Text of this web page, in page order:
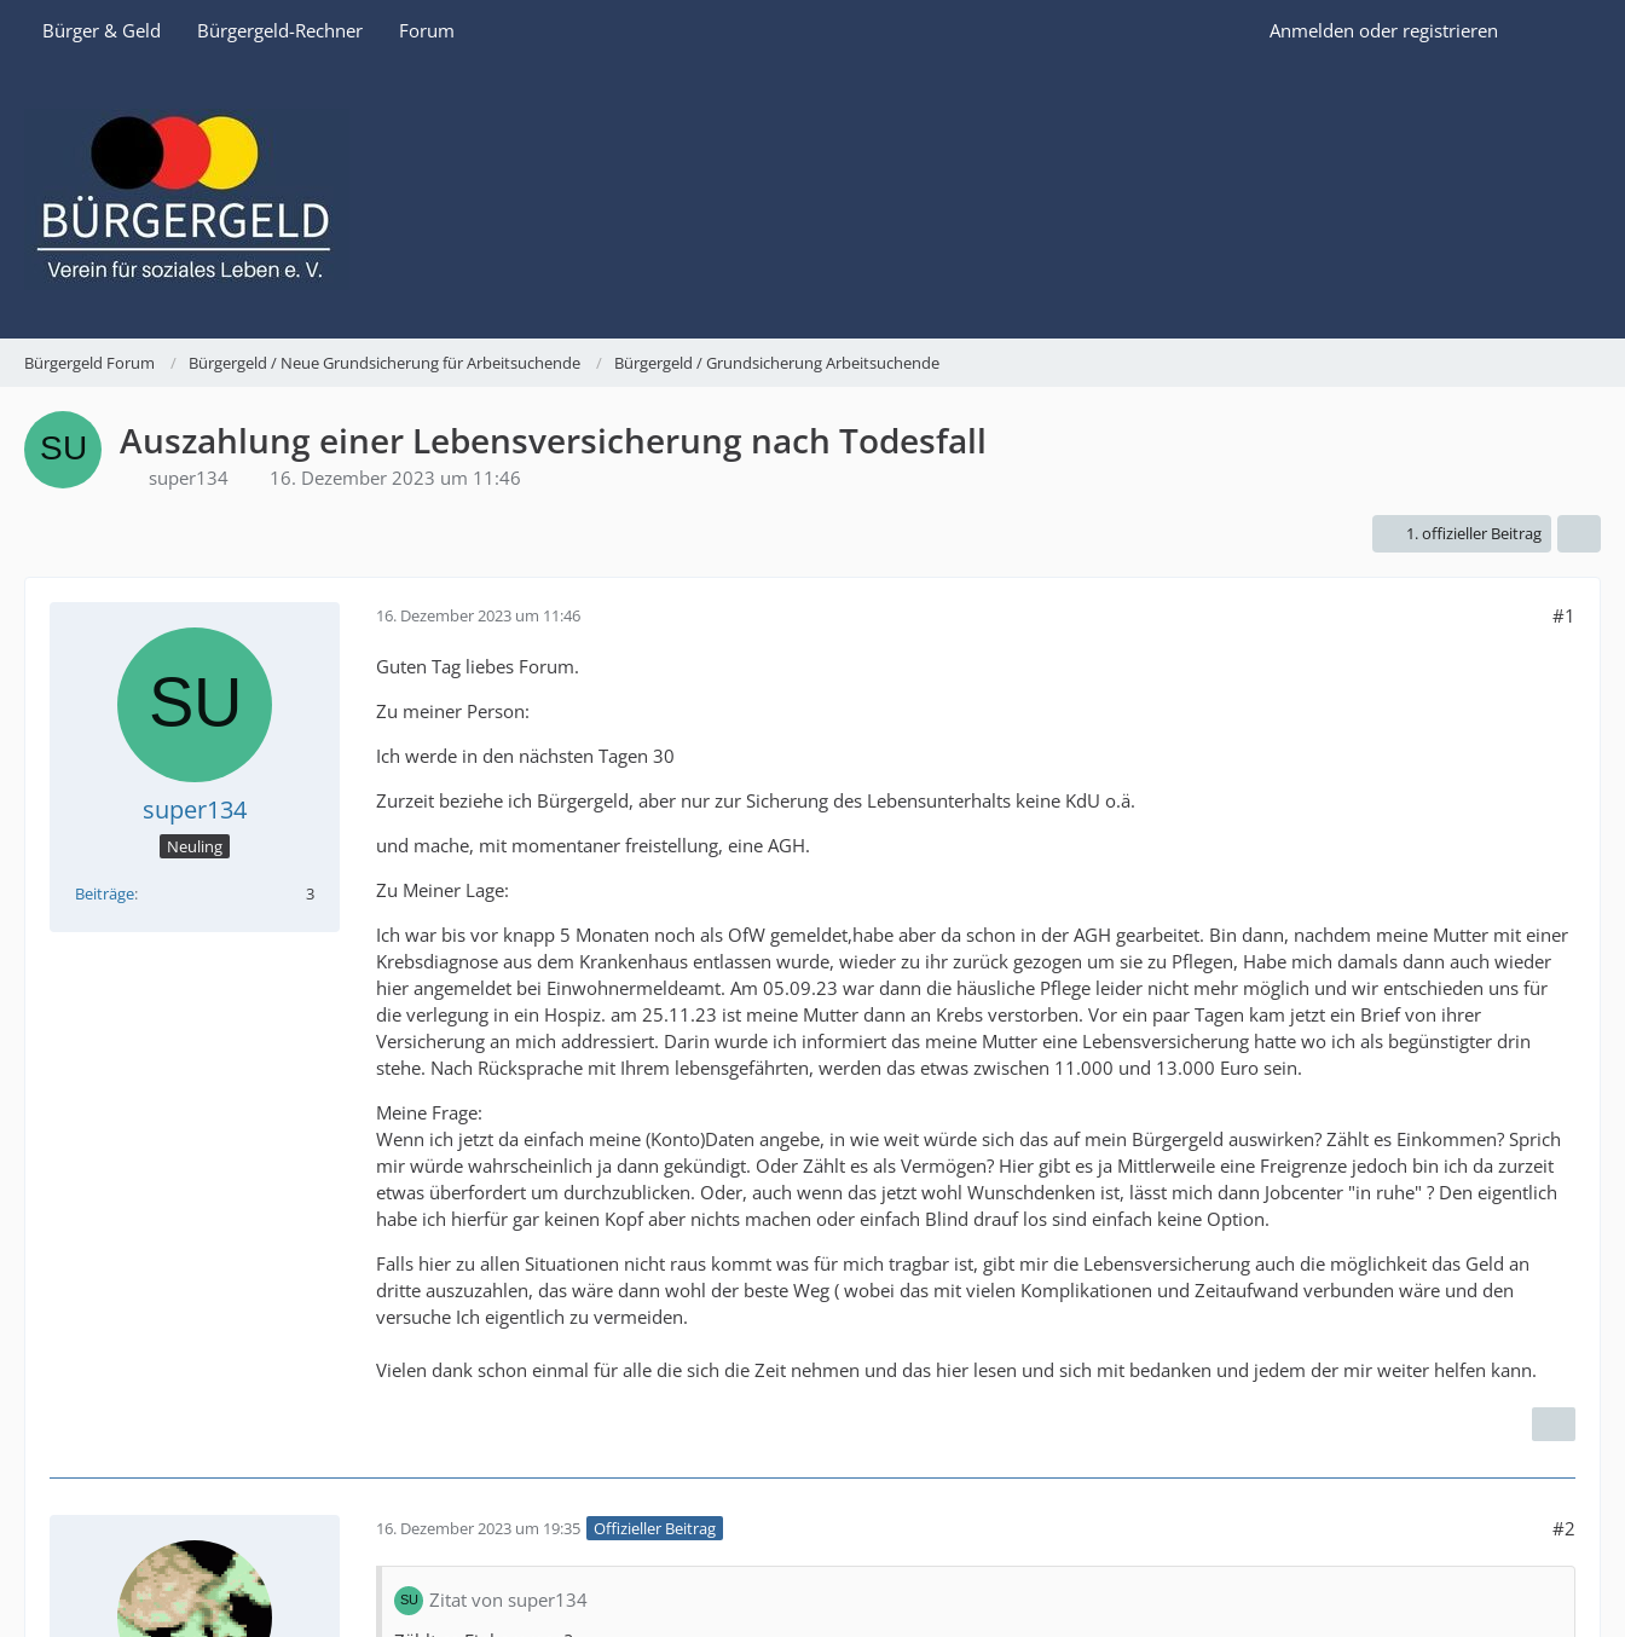
Bürger & Geld Bürgergeld-Rechner Forum Anmelden oder registrieren
Bürgergeld Forum Bürgergeld / Neue Grundsicherung für Arbeitsuchende Bürgergeld / Grundsicherung Arbeitsuchende
Auszahlung einer Lebensversicherung nach Todesfall
super134 16. Dezember 2023 um 11:46
1. offizieller Beitrag
super134
Neuling
Beiträge 3
16. Dezember 2023 um 11:46 #1
Guten Tag liebes Forum.
Zu meiner Person:
Ich werde in den nächsten Tagen 30
Zurzeit beziehe ich Bürgergeld, aber nur zur Sicherung des Lebensunterhalts keine KdU o.ä.
und mache, mit momentaner freistellung, eine AGH.
Zu Meiner Lage:
Ich war bis vor knapp 5 Monaten noch als OfW gemeldet,habe aber da schon in der AGH gearbeitet. Bin dann, nachdem meine Mutter mit einer
Krebsdiagnose aus dem Krankenhaus entlassen wurde, wieder zu ihr zurück gezogen um sie zu Pflegen, Habe mich damals dann auch wieder
hier angemeldet bei Einwohnermeldeamt. Am 05.09.23 war dann die häusliche Pflege leider nicht mehr möglich und wir entschieden uns für
die verlegung in ein Hospiz. am 25.11.23 ist meine Mutter dann an Krebs verstorben. Vor ein paar Tagen kam jetzt ein Brief von ihrer
Versicherung an mich addressiert. Darin wurde ich informiert das meine Mutter eine Lebensversicherung hatte wo ich als begünstigter drin
stehe. Nach Rücksprache mit Ihrem lebensgefährten, werden das etwas zwischen 11.000 und 13.000 Euro sein.
Meine Frage:
Wenn ich jetzt da einfach meine (Konto)Daten angebe, in wie weit würde sich das auf mein Bürgergeld auswirken? Zählt es Einkommen? Sprich
mir würde wahrscheinlich ja dann gekündigt. Oder Zählt es als Vermögen? Hier gibt es ja Mittlerweile eine Freigrenze jedoch bin ich da zurzeit
etwas überfordert um durchzublicken. Oder, auch wenn das jetzt wohl Wunschdenken ist, lässt mich dann Jobcenter "in ruhe" ? Den eigentlich
habe ich hierfür gar keinen Kopf aber nichts machen oder einfach Blind drauf los sind einfach keine Option.
Falls hier zu allen Situationen nicht raus kommt was für mich tragbar ist, gibt mir die Lebensversicherung auch die möglichkeit das Geld an
dritte auszuzahlen, das wäre dann wohl der beste Weg ( wobei das mit vielen Komplikationen und Zeitaufwand verbunden wäre und den
versuche Ich eigentlich zu vermeiden.
Vielen dank schon einmal für alle die sich die Zeit nehmen und das hier lesen und sich mit bedanken und jedem der mir weiter helfen kann.
16. Dezember 2023 um 19:35 Offizieller Beitrag #2
Zitat von super134